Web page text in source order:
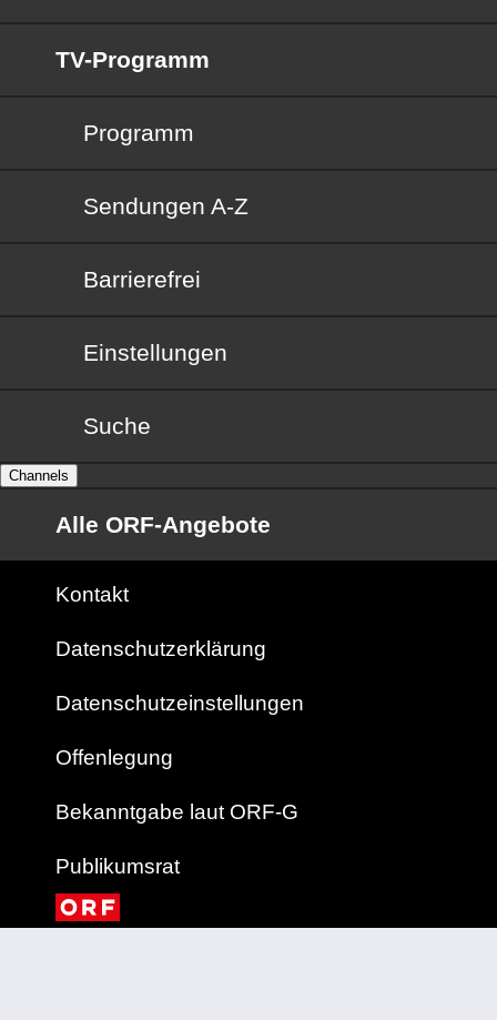
TV-Programm
Programm
Sendungen von A bis Z
Sendungen A-Z
Barrierefrei
Barrierefrei
Einstellungen
Suche
Channels
Alle ORF-Angebote
Kontakt
Datenschutzerklärung
Datenschutzeinstellungen
Offenlegung
Bekanntgabe laut ORF-G
Publikumsrat